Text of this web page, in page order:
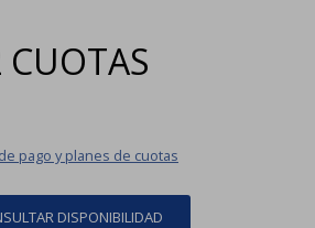
CUOTAS
pago y planes de cuotas
DISPONIBILIDAD